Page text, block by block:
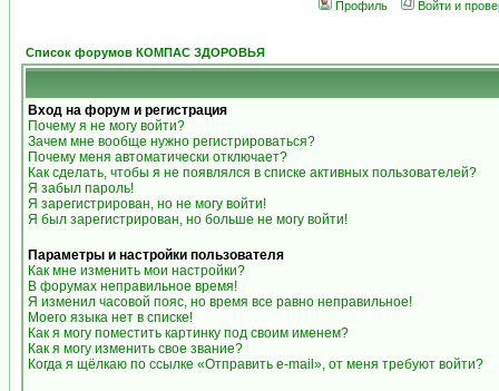
Профиль
Войти и
Список форумов КОМПАС ЗДОРОВЬЯ
Вход на форум и регистрация
Почему я не могу войти?
Зачем мне вообще нужно регистрироваться?
Почему меня автоматически отключает?
Как сделать, чтобы я не появлялся в списке активных пользователей?
Я забыл пароль!
Я зарегистрирован, но не могу войти!
Я был зарегистрирован, но больше не могу войти!
Параметры и настройки пользователя
Как мне изменить мои настройки?
В форумах неправильное время!
Я изменил часовой пояс, но время все равно неправильное!
Моего языка нет в списке!
Как я могу поместить картинку под своим именем?
Как я могу изменить свое звание?
Когда я щёлкаю по ссылке «Отправить e-mail», от меня требуют войти?